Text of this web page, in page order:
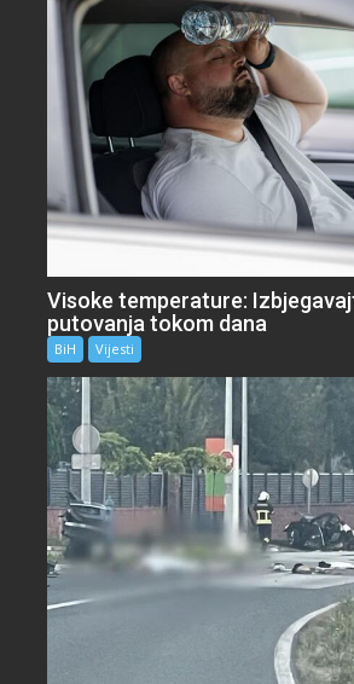
Visoke temperature:
putovanja tokom dana
BiH Vijesti